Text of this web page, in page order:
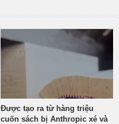
Được tạo ra từ hàng triệu
cuốn sách bị Anthropic xé và